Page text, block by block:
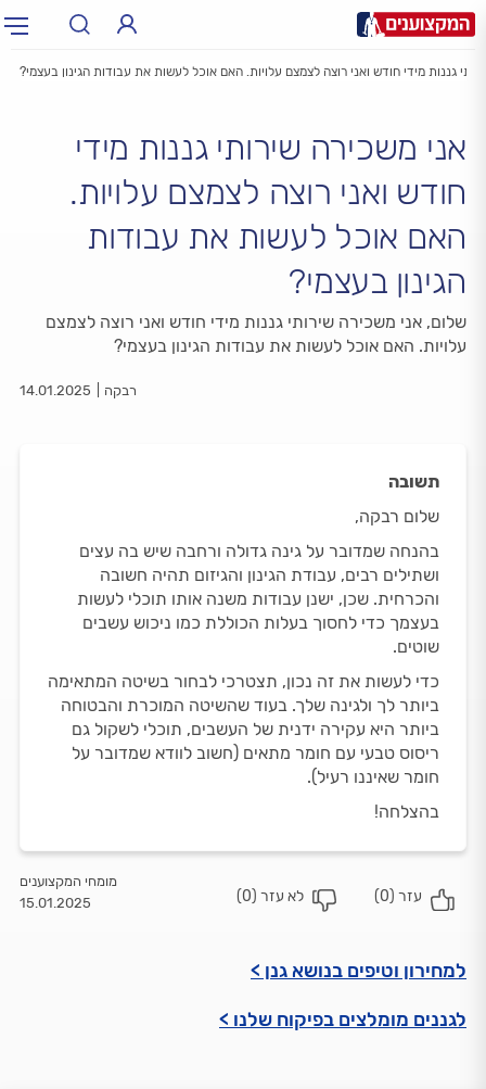
עיר: תל אביב, חיפה…
גננות מידי חודש ואני רוצה לצמצם עלויות. האם אוכל לעשות את עבודות הגינון בעצמי?
אני משכירה שירותי גננות מידי
חודש ואני רוצה לצמצם עלויות.
האם אוכל לעשות את עבודות
הגינון בעצמי?
שלום, אני משכירה שירותי גננות מידי חודש ואני רוצה לצמצם
עלויות. האם אוכל לעשות את עבודות הגינון בעצמי?
רבקה 14.01.2025
תשובה
שלום רבקה,
בהנחה שמדובר על גינה גדולה ורחבה שיש בה עצים
ושתילים רבים, עבודת הגינון והגיזום תהיה חשובה
והכרחית. שכן, ישנן עבודות משנה אותו תוכלי לעשות
בעצמך כדי לחסוך בעלות הכוללת כמו ניכוש עשבים
שוטים.
כדי לעשות את זה נכון, תצטרכי לבחור בשיטה המתאימה
ביותר לך ולגינה שלך. בעוד שהשיטה המוכרת והבטוחה
ביותר היא עקירה ידנית של העשבים, תוכלי לשקול גם
ריסוס טבעי עם חומר מתאים (חשוב לוודא שמדובר על
חומר שאיננו רעיל).
בהצלחה!
0
)
0
)
מומחי המקצוענים
15.01.2025
למחירון וטיפים בנושא גנן >
לגננים מומלצים בפיקוח שלנו >